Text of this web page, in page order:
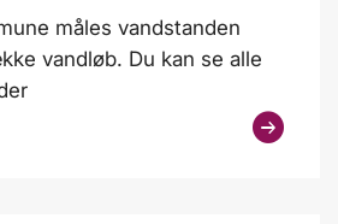
måles vandstanden
vandløb. Du kan se alle